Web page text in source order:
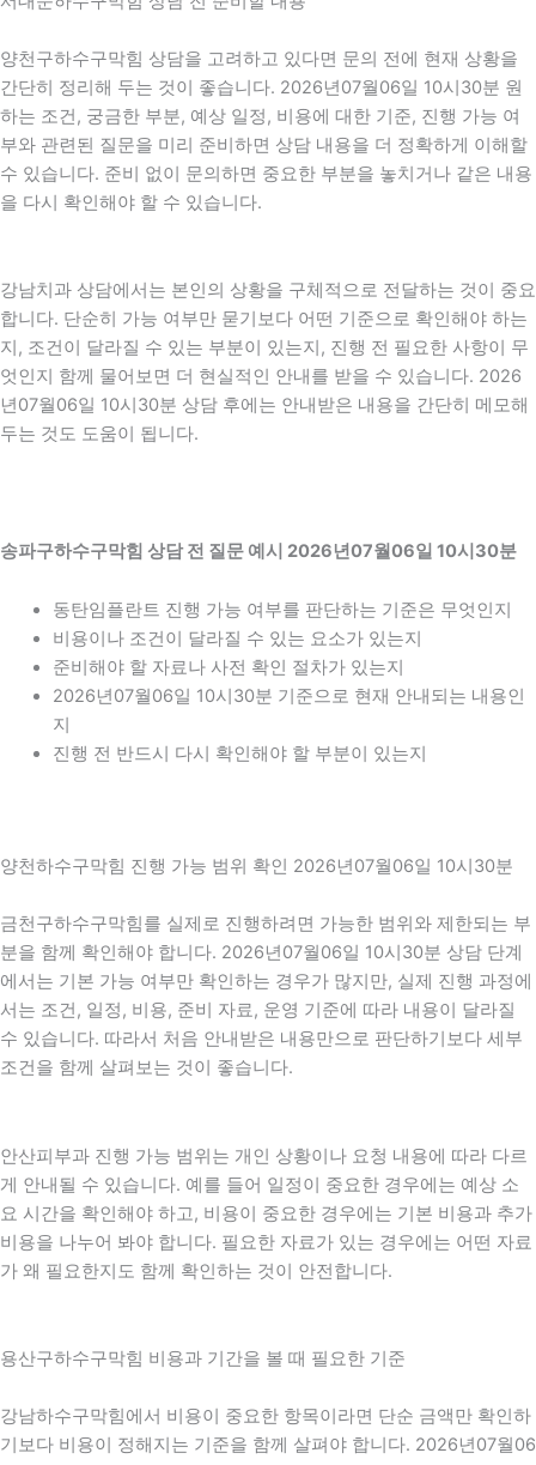
양천구하수구막힘 상담을 고려하고 있다면 문의 전에 현재 상황을
간단히 정리해 두는 것이 좋습니다. 2026년07월06일 10시30분 원
하는 조건, 궁금한 부분, 예상 일정, 비용에 대한 기준, 진행 가능 여
부와 관련된 질문을 미리 준비하면 상담 내용을 더 정확하게 이해할
수 있습니다. 준비 없이 문의하면 중요한 부분을 놓치거나 같은 내용
을 다시 확인해야 할 수 있습니다.
강남치과 상담에서는 본인의 상황을 구체적으로 전달하는 것이 중요
합니다. 단순히 가능 여부만 묻기보다 어떤 기준으로 확인해야 하는
지, 조건이 달라질 수 있는 부분이 있는지, 진행 전 필요한 사항이 무
엇인지 함께 물어보면 더 현실적인 안내를 받을 수 있습니다. 2026
년07월06일 10시30분 상담 후에는 안내받은 내용을 간단히 메모해
두는 것도 도움이 됩니다.
송파구하수구막힘 상담 전 질문 예시 2026년07월06일 10시30분
동탄임플란트 진행 가능 여부를 판단하는 기준은 무엇인지
비용이나 조건이 달라질 수 있는 요소가 있는지
준비해야 할 자료나 사전 확인 절차가 있는지
2026년07월06일 10시30분 기준으로 현재 안내되는 내용인
지
진행 전 반드시 다시 확인해야 할 부분이 있는지
양천하수구막힘 진행 가능 범위 확인 2026년07월06일 10시30분
금천구하수구막힘를 실제로 진행하려면 가능한 범위와 제한되는 부
분을 함께 확인해야 합니다. 2026년07월06일 10시30분 상담 단계
에서는 기본 가능 여부만 확인하는 경우가 많지만, 실제 진행 과정에
서는 조건, 일정, 비용, 준비 자료, 운영 기준에 따라 내용이 달라질
수 있습니다. 따라서 처음 안내받은 내용만으로 판단하기보다 세부
조건을 함께 살펴보는 것이 좋습니다.
안산피부과 진행 가능 범위는 개인 상황이나 요청 내용에 따라 다르
게 안내될 수 있습니다. 예를 들어 일정이 중요한 경우에는 예상 소
요 시간을 확인해야 하고, 비용이 중요한 경우에는 기본 비용과 추가
비용을 나누어 봐야 합니다. 필요한 자료가 있는 경우에는 어떤 자료
가 왜 필요한지도 함께 확인하는 것이 안전합니다.
용산구하수구막힘 비용과 기간을 볼 때 필요한 기준
강남하수구막힘에서 비용이 중요한 항목이라면 단순 금액만 확인하
기보다 비용이 정해지는 기준을 함께 살펴야 합니다. 2026년07월06